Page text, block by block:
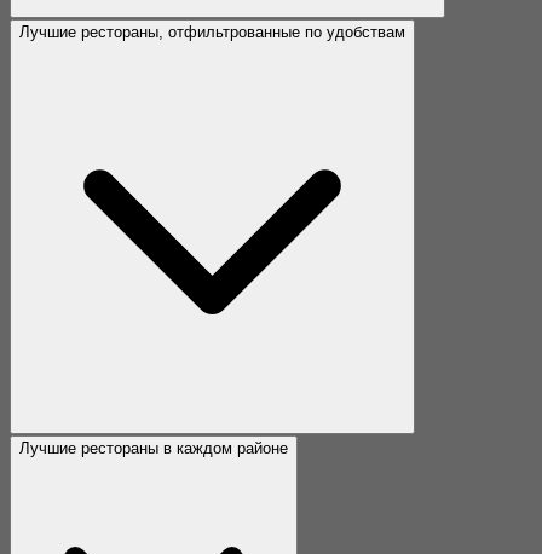
Лучшие рестораны, отфильтрованные по удобствам
Лучшие рестораны в каждом районе